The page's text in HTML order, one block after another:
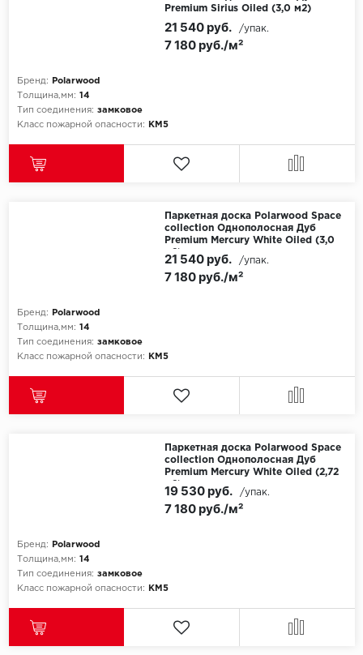
Veon
Vinilam
Wonderful Vinyl
Premium Sirius Oiled (3,0 м2)
Бренд:
Polarwood
Толщина,мм: 14
Тип соединения: замковое
Класс пожарной опасности:
КМ5
7 180 руб./м²
21 540 руб. /упак.
Паркетная доска Polarwood Space
collection Однополосная Дуб
Premium Mercury White Oiled (3,0
м2)
Бренд:
Polarwood
Толщина,мм: 14
Тип соединения: замковое
Класс пожарной опасности:
КМ5
7 180 руб./м²
21 540 руб. /упак.
Паркетная доска Polarwood Space
collection Однополосная Дуб
Premium Mercury White Oiled (2,72
м2)
Бренд:
Polarwood
Толщина,мм: 14
Тип соединения: замковое
Класс пожарной опасности:
КМ5
7 180 руб./м²
19 530 руб. /упак.